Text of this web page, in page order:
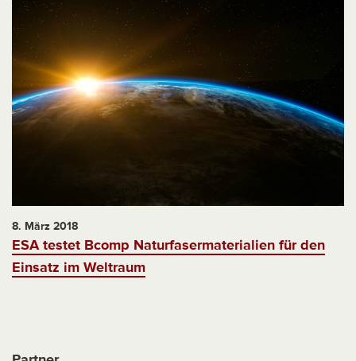
8. März 2018
ESA testet Bcomp Naturfasermaterialien für den
Einsatz im Weltraum